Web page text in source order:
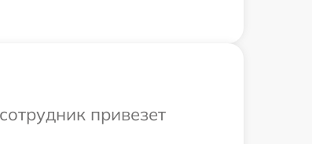
привезет